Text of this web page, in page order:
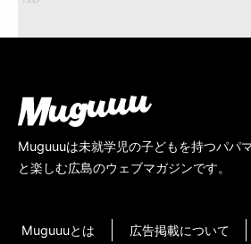
Muguuuは未就学児の子どもを持つパパ
と楽しむ広島のウェブマガジンです。
Muguuuとは 広告掲載について